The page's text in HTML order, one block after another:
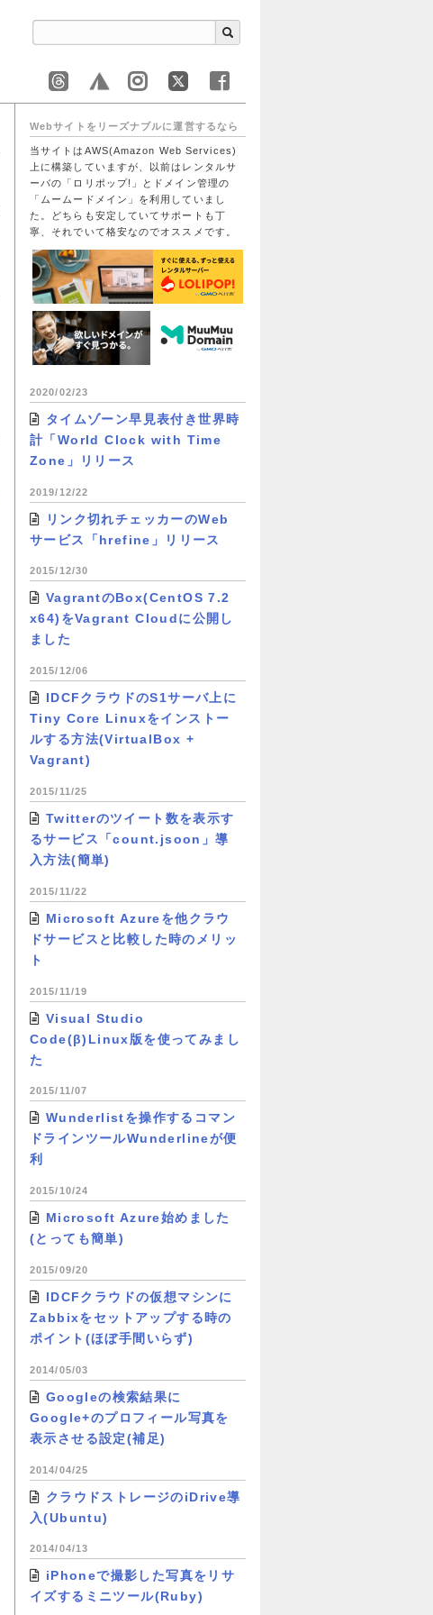
Webサイトをリーズナブルに運営するなら
当サイトはAWS(Amazon Web Services)
上に構築していますが、以前はレンタルサ
ーバの「ロリポップ!」とドメイン管理の
「ムームードメイン」を利用していまし
た。どちらも安定していてサポートも丁
寧、それでいて格安なのでオススメです。
2020/02/23
タイムゾーン早見表付き世界時
計「World Clock with Time
Zone」リリース
2019/12/22
リンク切れチェッカーのWeb
サービス「hrefine」リリース
2015/12/30
VagrantのBox(CentOS 7.2
x64)をVagrant Cloudに公開し
ました
2015/12/06
IDCFクラウドのS1サーバ上に
Tiny Core Linuxをインストー
ルする方法(VirtualBox +
Vagrant)
2015/11/25
Twitterのツイート数を表示す
るサービス「count.jsoon」導
入方法(簡単)
2015/11/22
Microsoft Azureを他クラウ
ドサービスと比較した時のメリッ
ト
2015/11/19
Visual Studio
Code(β)Linux版を使ってみまし
た
2015/11/07
Wunderlistを操作するコマン
ドラインツールWunderlineが便
利
2015/10/24
Microsoft Azure始めました
(とっても簡単)
2015/09/20
IDCFクラウドの仮想マシンに
Zabbixをセットアップする時の
ポイント(ほぼ手間いらず)
2014/05/03
Googleの検索結果に
Google+のプロフィール写真を
表示させる設定(補足)
2014/04/25
クラウドストレージのiDrive導
入(Ubuntu)
2014/04/13
iPhoneで撮影した写真をリサ
イズするミニツール(Ruby)